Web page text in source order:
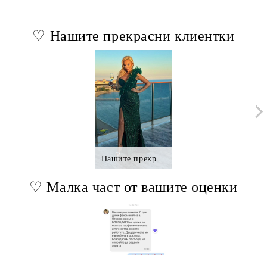
♡ Нашите прекрасни клиентки
Нашите прекрасни клиентки.,.
♡ Малка част от вашите оценки